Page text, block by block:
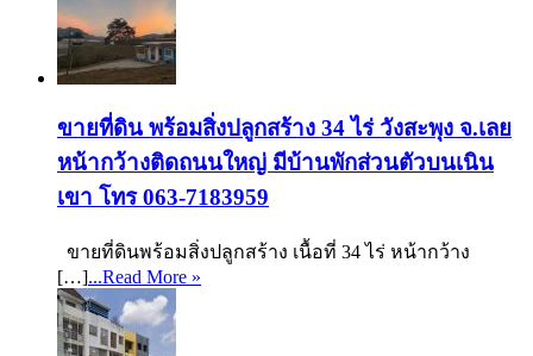
ขายที่ดิน พร้อมสิ่งปลูกสร้าง 34 ไร่ วังสะพุง จ.เลย
หน้ากว้างติดถนนใหญ่ มีบ้านพักส่วนตัวบนเนิน
เขา โทร 063-7183959
ขายที่ดินพร้อมสิ่งปลูกสร้าง เนื้อที่ 34 ไร่ หน้ากว้าง
[…]...Read More »